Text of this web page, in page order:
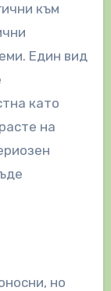
към
Един вид
като
на
но